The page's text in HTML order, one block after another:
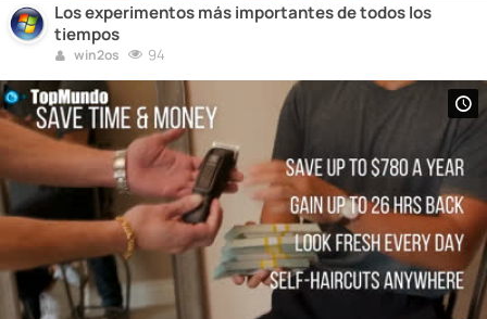
Los experimentos más importantes de todos los
tiempos
win2os 94